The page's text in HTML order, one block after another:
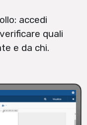
accedi
quali
e da chi.